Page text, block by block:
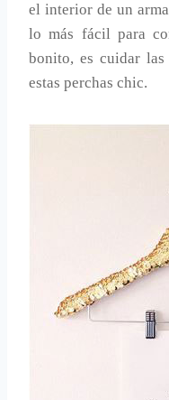
el interior de un
lo más fácil para
bonito, es cuidar las
estas perchas chic.